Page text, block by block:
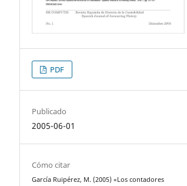
PDF
Publicado
2005-06-01
Cómo citar
García Ruipérez, M. (2005) «Los contadores